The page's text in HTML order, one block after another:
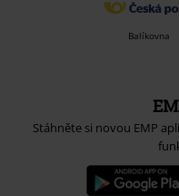
Balíkovna
Stáhněte si novou EMP